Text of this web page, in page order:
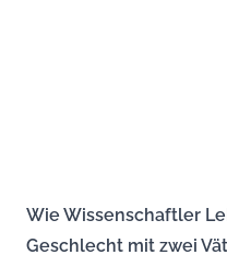
Wie Wissenschaftler
Geschlecht mit zwei